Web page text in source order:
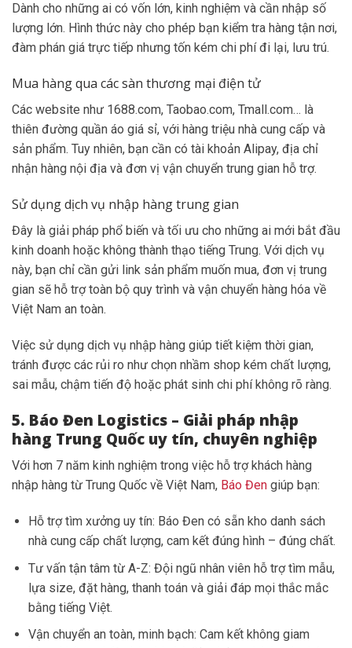
Dành cho những ai có vốn lớn, kinh nghiệm và cần nhập số
lượng lớn. Hình thức này cho phép bạn kiểm tra hàng tận nơi,
đàm phán giá trực tiếp nhưng tốn kém chi phí đi lại, lưu trú.
Mua hàng qua các sàn thương mại điện tử
Các website như 1688.com, Taobao.com, Tmall.com… là
thiên đường quần áo giá sỉ, với hàng triệu nhà cung cấp và
sản phẩm. Tuy nhiên, bạn cần có tài khoản Alipay, địa chỉ
nhận hàng nội địa và đơn vị vận chuyển trung gian hỗ trợ.
Sử dụng dịch vụ nhập hàng trung gian
Đây là giải pháp phổ biến và tối ưu cho những ai mới bắt đầu
kinh doanh hoặc không thành thạo tiếng Trung. Với dịch vụ
này, bạn chỉ cần gửi link sản phẩm muốn mua, đơn vị trung
gian sẽ hỗ trợ toàn bộ quy trình và vận chuyển hàng hóa về
Việt Nam an toàn.
Việc sử dụng dịch vụ nhập hàng giúp tiết kiệm thời gian,
tránh được các rủi ro như chọn nhầm shop kém chất lượng,
sai mẫu, chậm tiến độ hoặc phát sinh chi phí không rõ ràng.
5. Báo Đen Logistics – Giải pháp nhập
hàng Trung Quốc uy tín, chuyên nghiệp
Với hơn 7 năm kinh nghiệm trong việc hỗ trợ khách hàng
nhập hàng từ Trung Quốc về Việt Nam, Báo Đen giúp bạn:
Hỗ trợ tìm xưởng uy tín: Báo Đen có sẵn kho danh sách
nhà cung cấp chất lượng, cam kết đúng hình – đúng chất.
Tư vấn tận tâm từ A-Z: Đội ngũ nhân viên hỗ trợ tìm mẫu,
lựa size, đặt hàng, thanh toán và giải đáp mọi thắc mắc
bằng tiếng Việt.
Vận chuyển an toàn, minh bạch: Cam kết không giam